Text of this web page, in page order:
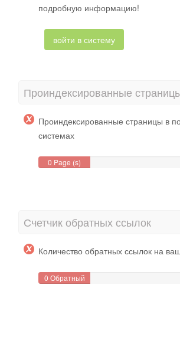
подробную информацию!
войти в систему
Проиндексированные
Проиндексированные страницы в
системах
0 Page (s)
Счетчик обратных ссылок
Количество обратных ссылок на
0 Обратный